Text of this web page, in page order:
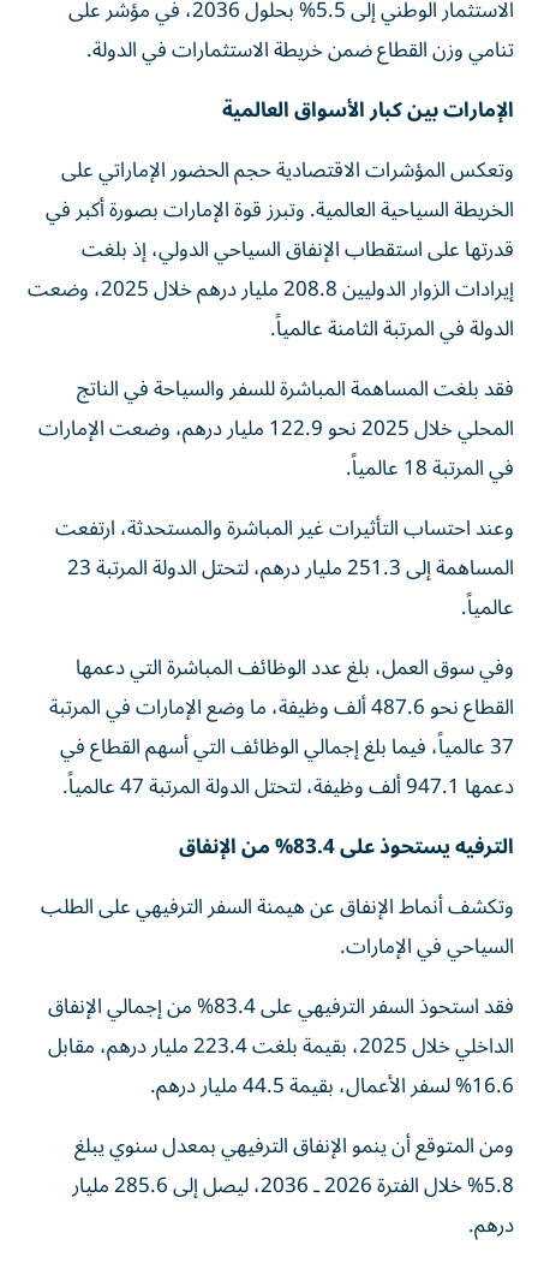
الاستثمار الوطني إلى 5.5% بحلول 2036، في مؤشر على
تنامي وزن القطاع ضمن خريطة الاستثمارات في الدولة.
الإمارات بين كبار الأسواق العالمية
وتعكس المؤشرات الاقتصادية حجم الحضور الإماراتي على
الخريطة السياحية العالمية. وتبرز قوة الإمارات بصورة أكبر في
قدرتها على استقطاب الإنفاق السياحي الدولي، إذ بلغت
إيرادات الزوار الدوليين 208.8 مليار درهم خلال 2025، وضعت
الدولة في المرتبة الثامنة عالمياً.
فقد بلغت المساهمة المباشرة للسفر والسياحة في الناتج
المحلي خلال 2025 نحو 122.9 مليار درهم، وضعت الإمارات
في المرتبة 18 عالمياً.
وعند احتساب التأثيرات غير المباشرة والمستحدثة، ارتفعت
المساهمة إلى 251.3 مليار درهم، لتحتل الدولة المرتبة 23
عالمياً.
وفي سوق العمل، بلغ عدد الوظائف المباشرة التي دعمها
القطاع نحو 487.6 ألف وظيفة، ما وضع الإمارات في المرتبة
37 عالمياً، فيما بلغ إجمالي الوظائف التي أسهم القطاع في
دعمها 947.1 ألف وظيفة، لتحتل الدولة المرتبة 47 عالمياً.
الترفيه يستحوذ على 83.4% من الإنفاق
وتكشف أنماط الإنفاق عن هيمنة السفر الترفيهي على الطلب
السياحي في الإمارات.
فقد استحوذ السفر الترفيهي على 83.4% من إجمالي الإنفاق
الداخلي خلال 2025، بقيمة بلغت 223.4 مليار درهم، مقابل
16.6% لسفر الأعمال، بقيمة 44.5 مليار درهم.
ومن المتوقع أن ينمو الإنفاق الترفيهي بمعدل سنوي يبلغ
5.8% خلال الفترة 2026 ـ 2036، ليصل إلى 285.6 مليار
درهم.